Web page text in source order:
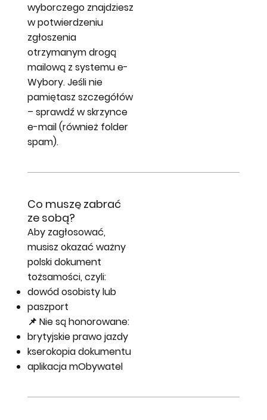
wyborczego znajdziesz
w potwierdzeniu
zgłoszenia
otrzymanym drogą
mailową z systemu e-
Wybory. Jeśli nie
pamiętasz szczegółów
– sprawdź w skrzynce
e-mail (również folder
spam).
Co muszę zabrać
ze sobą?
Aby zagłosować,
musisz okazać ważny
polski dokument
tożsamości, czyli:
dowód osobisty lub
paszport
📌 Nie są honorowane:
brytyjskie prawo jazdy
kserokopia dokumentu
aplikacja mObywatel